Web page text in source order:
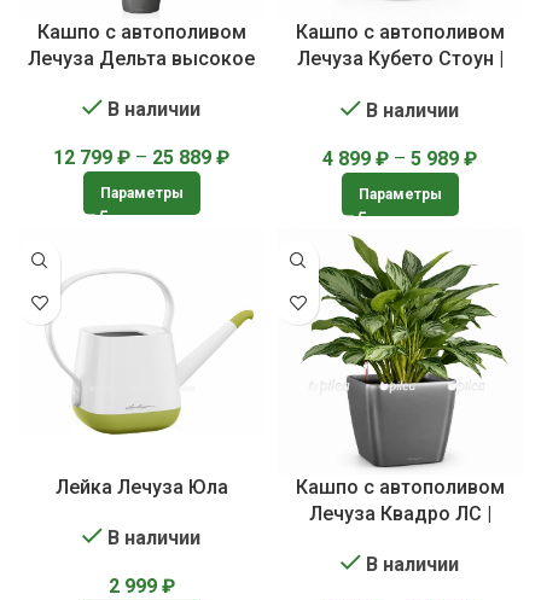
Кашпо с автополивом
Лечуза Дельта высокое
В наличии
12 799 ₽ – 25 889 ₽
Параметры
Кашпо с автополивом
Лечуза Кубето Стоун |
В наличии
4 899 ₽ – 5 989 ₽
Параметры
Лейка Лечуза Юла
В наличии
2 999 ₽
Кашпо с автополивом
Лечуза Квадро ЛС |
В наличии